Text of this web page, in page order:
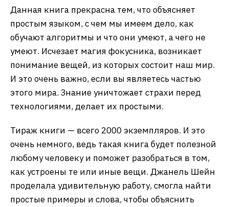
Данная книга прекрасна тем, что объясняет
простым языком, с чем мы имеем дело, как
обучают алгоритмы и что они умеют, а чего не
умеют. Исчезает магия фокусника, возникает
понимание вещей, из которых состоит наш мир.
И это очень важно, если вы являетесь частью
этого мира. Знание уничтожает страхи перед
технологиями, делает их простыми.
Тираж книги — всего 2000 экземпляров. И это
очень немного, ведь такая книга будет полезной
любому человеку и поможет разобраться в том,
как устроены те или иные вещи. Джанель Шейн
проделала удивительную работу, смогла найти
простые примеры и слова, чтобы объяснить